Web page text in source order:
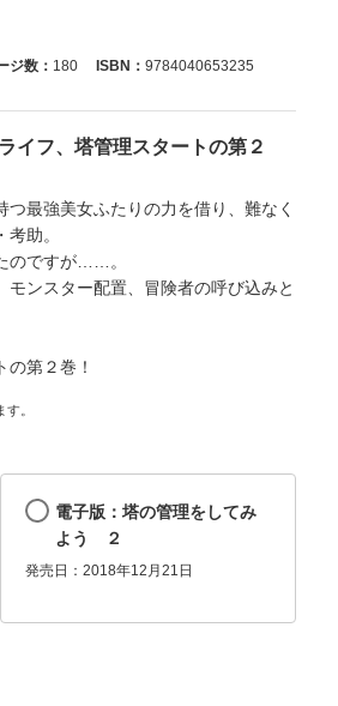
ジ数： 180 ISBN： 9784040653235
イフ、塔管理スタートの第２
最強美女ふたりの力を借り、難なく
助。
のですが……。
ンスター配置、冒険者の呼び込みと
第２巻！
。
電子版：塔の管理をしてみ
よう ２
発売日：2018年12月21日